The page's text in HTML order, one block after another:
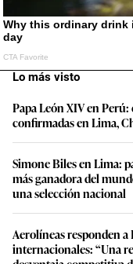
Lo más visto
Papa León XIV en Perú:
confirmadas en Lima,
Simone Biles en Lima:
más ganadora del
una selección nacional
Aerolíneas responden a
internacionales: “Una